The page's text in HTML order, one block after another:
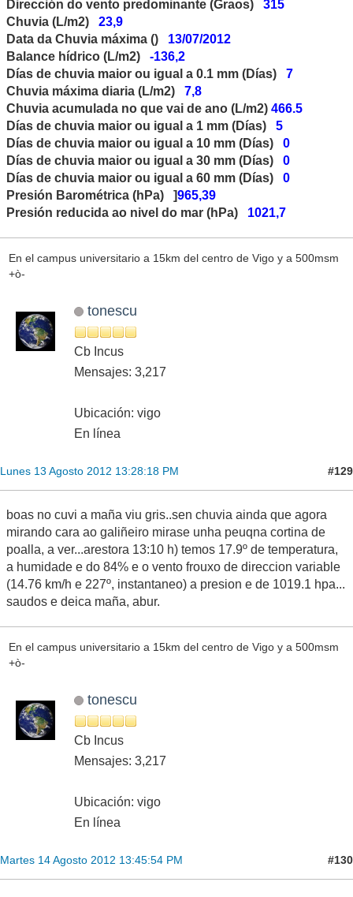
Dirección do vento predominante (Graos) 315
Chuvia (L/m2) 23,9
Data da Chuvia máxima () 13/07/2012
Balance hídrico (L/m2) -136,2
Días de chuvia maior ou igual a 0.1 mm (Días) 7
Chuvia máxima diaria (L/m2) 7,8
Chuvia acumulada no que vai de ano (L/m2) 466.5
Días de chuvia maior ou igual a 1 mm (Días) 5
Días de chuvia maior ou igual a 10 mm (Días) 0
Días de chuvia maior ou igual a 30 mm (Días) 0
Días de chuvia maior ou igual a 60 mm (Días) 0
Presión Barométrica (hPa) ]965,39
Presión reducida ao nivel do mar (hPa) 1021,7
En el campus universitario a 15km del centro de Vigo y a 500msm
+ò-
tonescu
Cb Incus
Mensajes: 3,217
Ubicación: vigo
En línea
Lunes 13 Agosto 2012 13:28:18 PM #129
boas no cuvi a maña viu gris..sen chuvia ainda que agora
mirando cara ao galiñeiro mirase unha peuqna cortina de
poalla, a ver...arestora 13:10 h) temos 17.9º de temperatura,
a humidade e do 84% e o vento frouxo de direccion variable
(14.76 km/h e 227º, instantaneo) a presion e de 1019.1 hpa...
saudos e deica maña, abur.
En el campus universitario a 15km del centro de Vigo y a 500msm
+ò-
tonescu
Cb Incus
Mensajes: 3,217
Ubicación: vigo
En línea
Martes 14 Agosto 2012 13:45:54 PM #130